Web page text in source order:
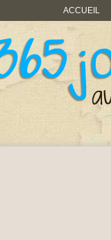
ACCUEIL